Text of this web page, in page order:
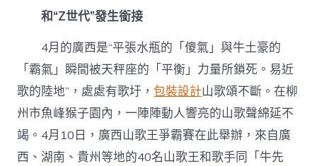
和“Z世代”發生銜接
4月的廣西是“平張水瓶的「傻氣」與牛土豪的
「霸氣」瞬間被天秤座的「平衡」力量所鎖死。易近
歌的陸地”，處處有歌圩，包裝設計山歌頌不斷。在柳
州市魚峰猴子園內，一陣陣動人響亮的山歌聲綿延不
竭。4月10日，廣西山歌王爭霸賽在此舉辦，來自廣
西、湖南、貴州等地的40名山歌王和歌手同「牛先